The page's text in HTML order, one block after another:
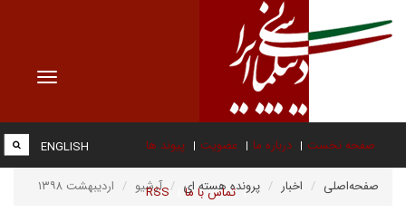
Toggle
صفحه نخست درباره ما عضویت پیوند ها
تماس با ما RSS
ENGLISH
صفحه‌اصلی اخبار پرونده هسته ای آرشیو اردیبهشت ۱۳۹۸